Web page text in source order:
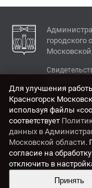
городского
КОНТАКТЫ
Адрес:
ул.
Для улучшения
Красногорск
используя файлы
соответствует
данных в
Московской области.
согласие на
отключить в
Принять